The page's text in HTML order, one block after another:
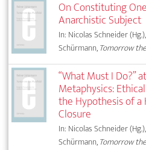
On Constituting
Anarchistic Subject
In: Nicolas Schneider
Schürmann,Tomorrow
“What Must I Do?”
Metaphysics:
the Hypothesis of a
Closure
In: Nicolas Schneider
Schürmann,Tomorrow